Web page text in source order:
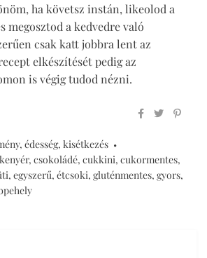
ha követsz instán, likeolod a
megosztod a kedvedre való
csak katt jobbra lent az
elkészítését pedig az
is végig tudod nézni.
, édesség, kisétkezés
, csokoládé, cukkini, cukormentes,
, egyszerű, étcsoki, gluténmentes, gyors,